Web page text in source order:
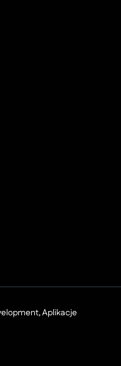
Aplikacje